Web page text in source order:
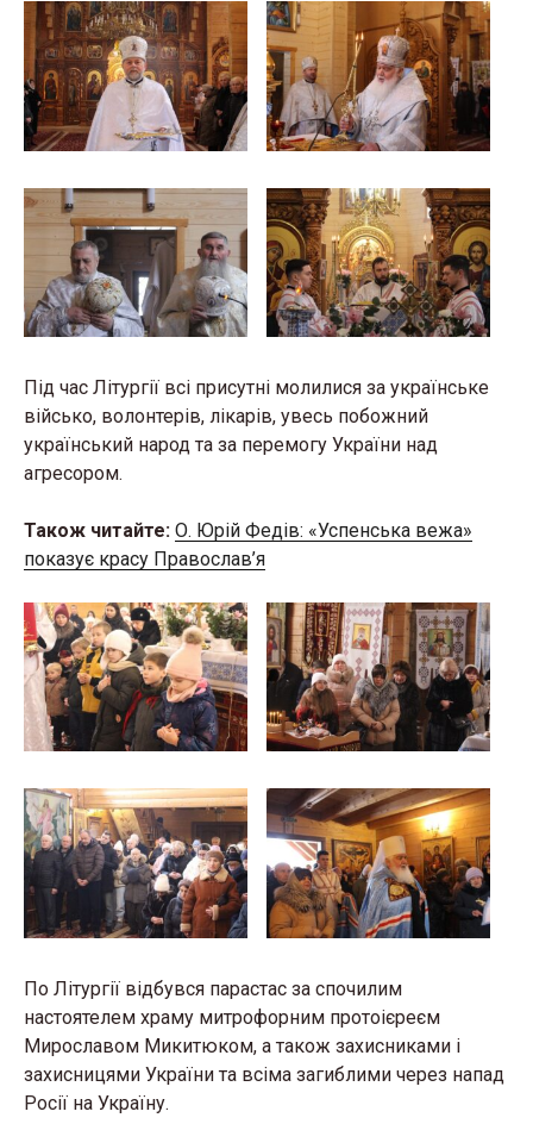
Під час Літургії всі присутні молилися за українське
військо, волонтерів, лікарів, увесь побожний
український народ та за перемогу України над
агресором.
Також читайте: О. Юрій Федів: «Успенська вежа»
показує красу Православ’я
По Літургії відбувся парастас за спочилим
настоятелем храму митрофорним протоієреєм
Мирославом Микитюком, а також захисниками і
захисницями України та всіма загиблими через напад
Росії на Україну.